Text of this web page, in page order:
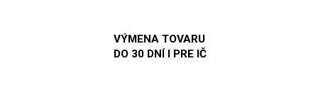
VÝMENA TOVARU
DO 30 DNÍ I PRE IČ